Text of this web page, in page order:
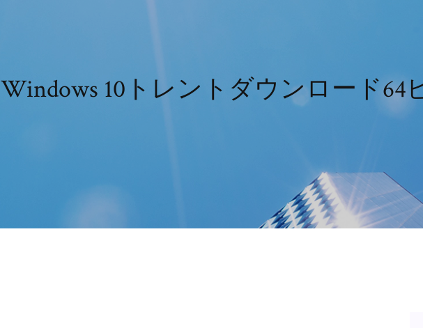
Windows 10トレントダウンロード64